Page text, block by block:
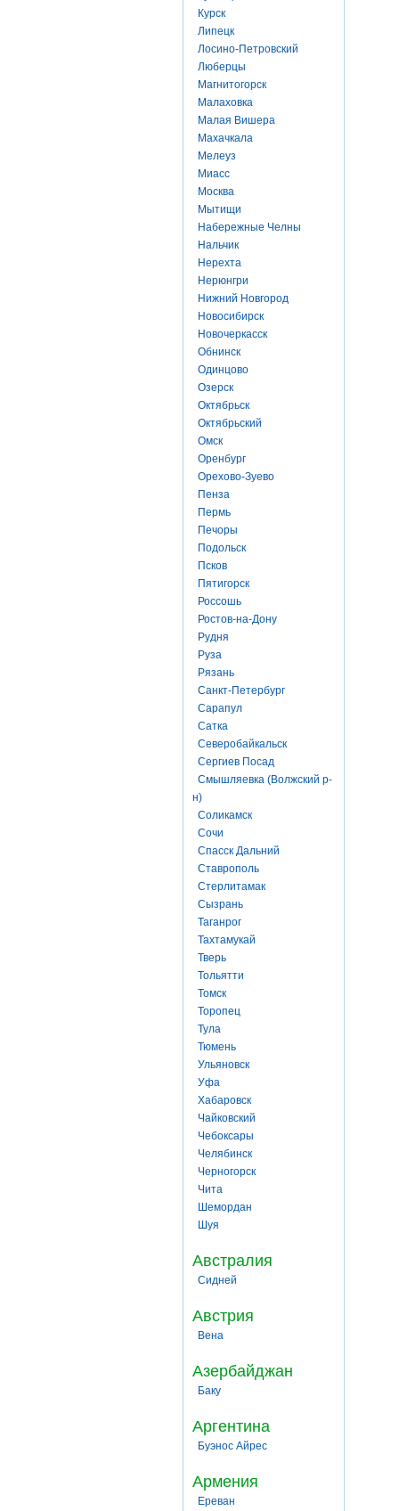
Курск
Липецк
Лосино-Петровский
Люберцы
Магнитогорск
Малаховка
Малая Вишера
Махачкала
Мелеуз
Миасс
Москва
Мытищи
Набережные Челны
Нальчик
Нерехта
Нерюнгри
Нижний Новгород
Новосибирск
Новочеркасск
Обнинск
Одинцово
Озерск
Октябрьск
Октябрьский
Омск
Оренбург
Орехово-Зуево
Пенза
Пермь
Печоры
Подольск
Псков
Пятигорск
Россошь
Ростов-на-Дону
Рудня
Руза
Рязань
Санкт-Петербург
Сарапул
Сатка
Северобайкальск
Сергиев Посад
Смышляевка (Волжский р-
н)
Соликамск
Сочи
Спасск Дальний
Ставрополь
Стерлитамак
Сызрань
Таганрог
Тахтамукай
Тверь
Тольятти
Томск
Торопец
Тула
Тюмень
Ульяновск
Уфа
Хабаровск
Чайковский
Чебоксары
Челябинск
Черногорск
Чита
Шемордан
Шуя
Австралия
Сидней
Австрия
Вена
Азербайджан
Баку
Аргентина
Буэнос Айрес
Армения
Ереван